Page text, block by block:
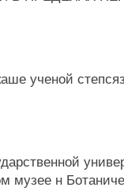
ученой
музее н